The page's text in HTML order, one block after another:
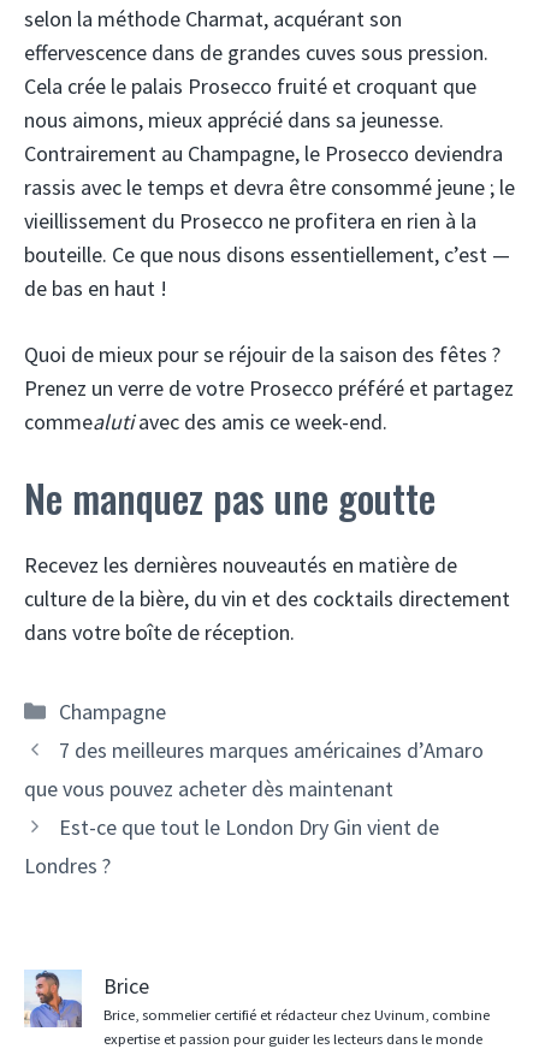
selon la méthode Charmat, acquérant son
effervescence dans de grandes cuves sous pression.
Cela crée le palais Prosecco fruité et croquant que
nous aimons, mieux apprécié dans sa jeunesse.
Contrairement au Champagne, le Prosecco deviendra
rassis avec le temps et devra être consommé jeune ; le
vieillissement du Prosecco ne profitera en rien à la
bouteille. Ce que nous disons essentiellement, c’est —
de bas en haut !
Quoi de mieux pour se réjouir de la saison des fêtes ?
Prenez un verre de votre Prosecco préféré et partagez
commealutiavec des amis ce week-end.
Ne manquez pas une goutte
Recevez les dernières nouveautés en matière de
culture de la bière, du vin et des cocktails directement
dans votre boîte de réception.
Catégories
Champagne
Navigation
des
7 des meilleures marques américaines d’Amaro
que vous pouvez acheter dès maintenant
Est-ce que tout le London Dry Gin vient de
Londres ?
Brice
Brice, sommelier certifié et rédacteur chez Uvinum, combine
expertise et passion pour guider les lecteurs dans le monde